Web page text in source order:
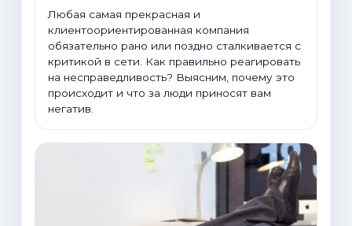
Любая самая прекрасная и
клиентоориентированная компания
обязательно рано или поздно сталкивается с
критикой в сети. Как правильно реагировать
на несправедливость? Выясним, почему это
происходит и что за люди приносят вам
негатив.